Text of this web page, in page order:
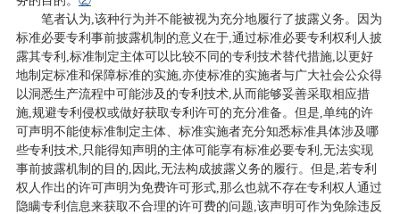
笔者认为,该种行为并不能被视为充分地履行了披露义务。因为
标准必要专利事前披露机制的意义在于,通过标准必要专利权利人披
露其专利,标准制定主体可以比较不同的专利技术替代措施,以更好
地制定标准和保障标准的实施,亦使标准的实施者与广大社会公众得
以洞悉生产流程中可能涉及的专利技术,从而能够妥善采取相应措
施,规避专利侵权或做好获取专利许可的充分准备。但是,单纯的许
可声明不能使标准制定主体、标准实施者充分知悉标准具体涉及哪
些专利技术,只能得知声明的主体可能享有标准必要专利,无法实现
事前披露机制的目的,因此,无法构成披露义务的履行。但是,若专利
权人作出的许可声明为免费许可形式,那么也就不存在专利权人通过
隐瞒专利信息来获取不合理的许可费的问题,该声明可作为免除违反